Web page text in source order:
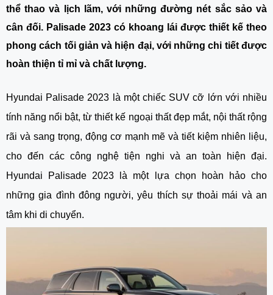
thể thao và lịch lãm, với những đường nét sắc sảo và
cân đối. Palisade 2023 có khoang lái được thiết kế theo
phong cách tối giản và hiện đại, với những chi tiết được
hoàn thiện tỉ mỉ và chất lượng.
Hyundai Palisade 2023 là một chiếc SUV cỡ lớn với nhiều
tính năng nổi bật, từ thiết kế ngoại thất đẹp mắt, nội thất rộng
rãi và sang trọng, động cơ mạnh mẽ và tiết kiệm nhiên liệu,
cho đến các công nghệ tiện nghi và an toàn hiện đại.
Hyundai Palisade 2023 là một lựa chọn hoàn hảo cho
những gia đình đông người, yêu thích sự thoải mái và an
tâm khi di chuyển.